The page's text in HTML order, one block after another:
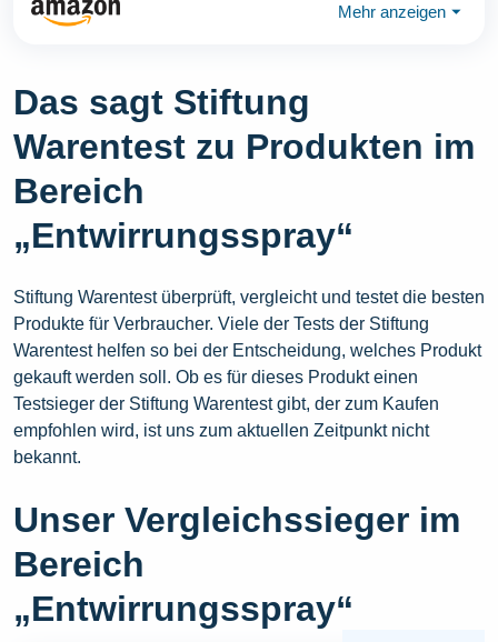
Mehr anzeigen ⏷
Das sagt Stiftung
Warentest zu Produkten im
Bereich
„Entwirrungsspray“
Stiftung Warentest überprüft, vergleicht und testet die besten
Produkte für Verbraucher. Viele der Tests der Stiftung
Warentest helfen so bei der Entscheidung, welches Produkt
gekauft werden soll. Ob es für dieses Produkt einen
Testsieger der Stiftung Warentest gibt, der zum Kaufen
empfohlen wird, ist uns zum aktuellen Zeitpunkt nicht
bekannt.
Unser Vergleichssieger im
Bereich
„Entwirrungsspray“